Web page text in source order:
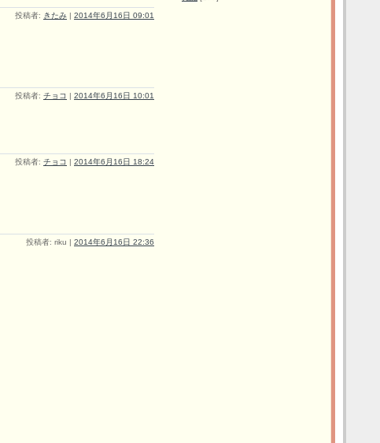
投稿者: きたみ | 2014年6月16日 09:01
投稿者: チョコ | 2014年6月16日 10:01
投稿者: チョコ | 2014年6月16日 18:24
投稿者: riku | 2014年6月16日 22:36